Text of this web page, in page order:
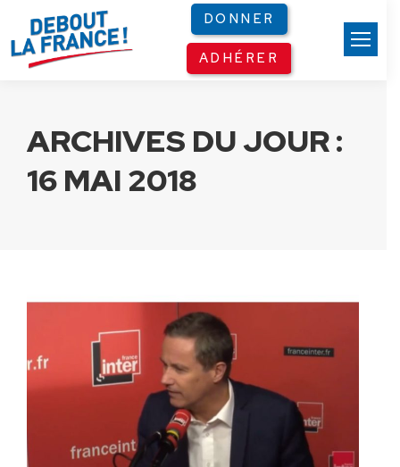
DONNER
ADHÉRER
ARCHIVES DU JOUR :
16 MAI 2018
Panneau de gestion des cookies